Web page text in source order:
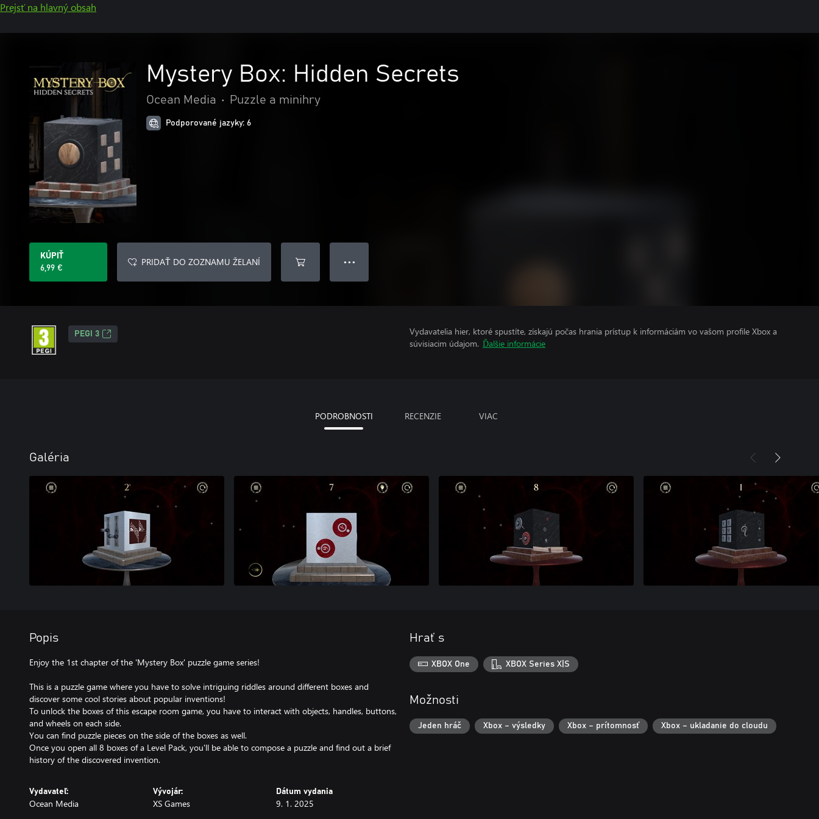
Prejsť na hlavný obsah
Mystery Box: Hidden Secrets
Ocean Media • Puzzle a minihry
Podporované jazyky: 6
KÚPIŤ
6,99 €
PRIDAŤ DO ZOZNAMU ŽELANÍ ● ● ●
PEGI 3
Vydavatelia hier, ktoré spustíte, získajú počas hrania prístup k informáciám vo vašom profile Xbox a
súvisiacim údajom. Ďalšie informácie
PODROBNOSTI RECENZIE VIAC
Galéria
Popis
Enjoy the 1st chapter of the 'Mystery Box' puzzle game series!
This is a puzzle game where you have to solve intriguing riddles around different boxes and
discover some cool stories about popular inventions!
To unlock the boxes of this escape room game, you have to interact with objects, handles, buttons,
and wheels on each side.
You can find puzzle pieces on the side of the boxes as well.
Once you open all 8 boxes of a Level Pack, you'll be able to compose a puzzle and find out a brief
history of the discovered invention.
Vydavateľ:
Ocean Media
Vývojár:
XS Games
Dátum vydania
9. 1. 2025
Hrať s
XBOX One XBOX Series X|S
Možnosti
Jeden hráč Xbox – výsledky Xbox – prítomnosť Xbox – ukladanie do cloudu